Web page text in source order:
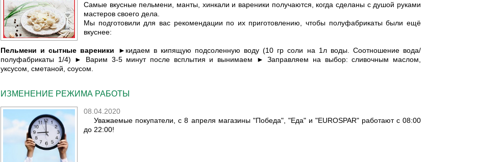
Самые вкусные пельмени, манты, хинкали и вареники получаются, когда сделаны с душой руками
мастеров своего дела.
Мы подготовили для вас рекомендации по их приготовлению, чтобы полуфабрикаты были ещё
вкуснее:
Пельмени и сытные вареники ►кидаем в кипящую подсоленную воду (10 гр соли на 1л воды. Соотношение вода/
полуфабрикаты 1/4) ► Варим 3-5 минут после всплытия и вынимаем ► Заправляем на выбор: сливочным маслом,
уксусом, сметаной, соусом.
ИЗМЕНЕНИЕ РЕЖИМА РАБОТЫ
08.04.2020
Уважаемые покупатели, с 8 апреля магазины "Победа", "Еда" и "EUROSPAR" работают с 08:00
до 22:00!